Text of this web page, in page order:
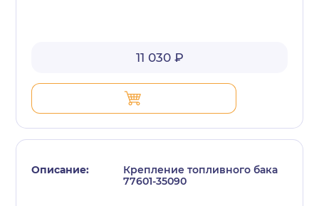
11 030 ₽
Крепление топливного бака
77601-35090